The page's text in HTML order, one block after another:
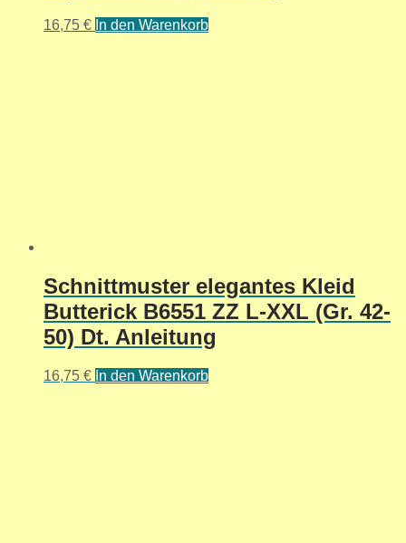
16,75 € In den Warenkorb
Schnittmuster elegantes Kleid
Butterick B6551 ZZ L-XXL (Gr. 42-
50) Dt. Anleitung
16,75 € In den Warenkorb